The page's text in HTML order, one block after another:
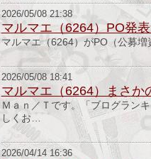
2026/05/08 21:38
マルマエ（6264）PO発
マルマエ（6264）がPO（公募
2026/05/08 18:41
マルマエ（6264）まさか
Ｍａｎ／Ｔです。「ブログラン
しくお…
2026/04/14 16:36